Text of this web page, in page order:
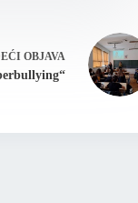
OBJAVA